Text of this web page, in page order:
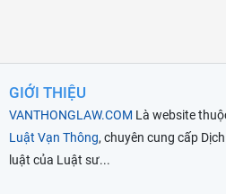
GIỚI THIỆU
VANTHONGLAW.COM Là website
Luật Vạn Thông, chuyên cung cấp
luật của Luật sư...